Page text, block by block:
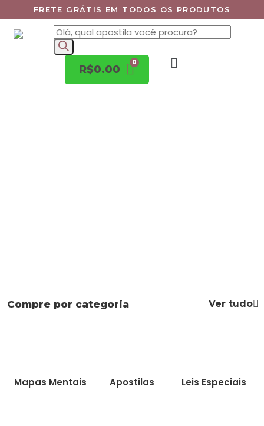
FRETE GRÁTIS EM TODOS OS PRODUTOS
R$0.00
Compre por categoria Ver tudo
Mapas Mentais Apostilas Leis Especiais